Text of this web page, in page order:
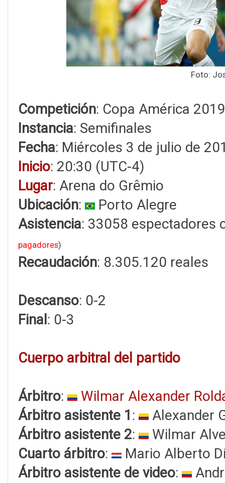
Foto:
Competición: Copa América 2019
Instancia: Semifinales
Fecha: Miércoles 3 de julio de
Inicio: 20:30 (UTC-4)
Lugar: Arena do Grêmio
Ubicación:
Porto Alegre
Asistencia: 33058 espectadores
pagadores)
Recaudación: 8.305.120 reales
Descanso: 0-2
Final : 0-3
Cuerpo arbitral del partido
Árbitro:
Wilmar Alexander
Árbitro asistente 1 :
Alexander
Árbitro asistente 2:
Wilmar
Cuarto árbitro:
Mario Alberto
Árbitro asistente de video: